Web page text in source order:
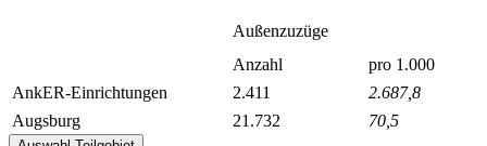
Außenzuzüge
Anzahl
pro 1.000
AnkER-Einrichtungen
2.411
2.687,8
Augsburg
21.732 70,5